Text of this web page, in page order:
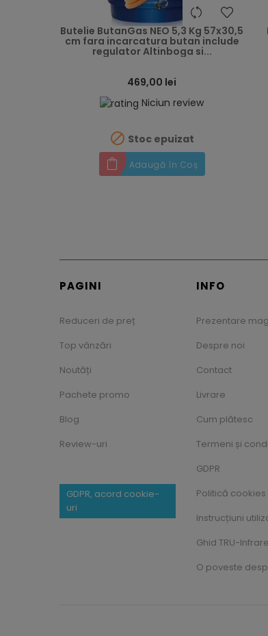
Butelie ButanGas NEO 5,3 Kg 57x30,5
cm fara incarcatura butan include
regulator Altinboga si...
469,00 lei
Niciun review
 Stoc epuizat
Adaugă în Coș
PAGINI
Reduceri de preț
Top vânzări
Noutăți
Pachete promo
Blog
Review-uri
GDPR, acord cookie-
uri
INFO
Prezentare
Despre noi
Contact
Livrare
Cum plătesc
Termeni și
GDPR
Politică cookies
Instrucțiuni
Ghid TRU-
O poveste